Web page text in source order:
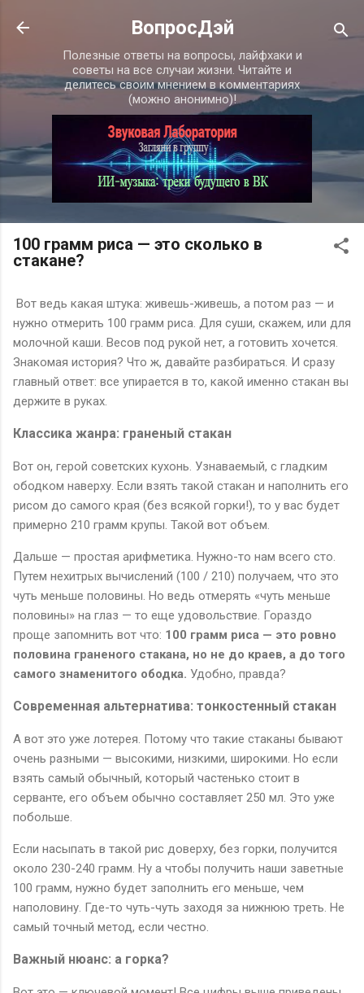
К основному контенту
ВопросДэй
Полезные ответы на вопросы, лайфхаки и
советы на все случаи жизни. Читайте и
делитесь своим мнением в комментариях
(можно анонимно)!
100 грамм риса — это сколько в
стакане?
Вот ведь какая штука: живешь-живешь, а потом раз — и
нужно отмерить 100 грамм риса. Для суши, скажем, или для
молочной каши. Весов под рукой нет, а готовить хочется.
Знакомая история? Что ж, давайте разбираться. И сразу
главный ответ: все упирается в то, какой именно стакан вы
держите в руках.
Классика жанра: граненый стакан
Вот он, герой советских кухонь. Узнаваемый, с гладким
ободком наверху. Если взять такой стакан и наполнить его
рисом до самого края (без всякой горки!), то у вас будет
примерно 210 грамм крупы. Такой вот объем.
Дальше — простая арифметика. Нужно-то нам всего сто.
Путем нехитрых вычислений (100 / 210) получаем, что это
чуть меньше половины. Но ведь отмерять «чуть меньше
половины» на глаз — то еще удовольствие. Гораздо
проще запомнить вот что: 100 грамм риса — это ровно
половина граненого стакана, но не до краев, а до того
самого знаменитого ободка. Удобно, правда?
Современная альтернатива: тонкостенный стакан
А вот это уже лотерея. Потому что такие стаканы бывают
очень разными — высокими, низкими, широкими. Но если
взять самый обычный, который частенько стоит в
серванте, его объем обычно составляет 250 мл. Это уже
побольше.
Если насыпать в такой рис доверху, без горки, получится
около 230-240 грамм. Ну а чтобы получить наши заветные
100 грамм, нужно будет заполнить его меньше, чем
наполовину. Где-то чуть-чуть заходя за нижнюю треть. Не
самый точный метод, если честно.
Важный нюанс: а горка?